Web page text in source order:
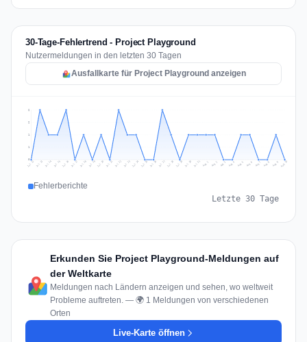
30-Tage-Fehlertrend - Project Playground
Nutzermeldungen in den letzten 30 Tagen
Ausfallkarte für Project Playground anzeigen
1
1
2
2
Jul 12 Jul 13 Jul 14 Jul 15 Jul 16 Jul 17 Jul 18 Jul 19 Jul 20 Jul 21 Jul 22 Jul 23 Jul 24 Jul 25 Jul 26 Jul 27 Jul 28 Jul 29 Jul 30 Jul 31 Aug 1 Aug 2 Aug 3 Aug 4 Aug 5 Aug 6 Aug 7 Aug 8 Aug 9 Aug 10
Fehlerberichte
Letzte 30 Tage
Erkunden Sie Project Playground-Meldungen auf
der Weltkarte
Meldungen nach Ländern anzeigen und sehen, wo weltweit
Probleme auftreten. — 🌍 1 Meldungen von verschiedenen
Orten
Live-Karte öffnen